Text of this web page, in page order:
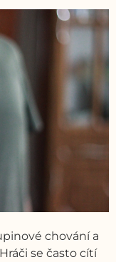
chování a
se často cítí